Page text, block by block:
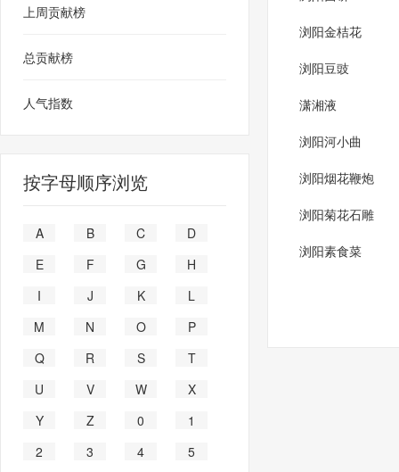
浏阳金桔花
浏阳豆豉
潇湘液
浏阳河小曲
浏阳烟花鞭炮
浏阳菊花石雕
浏阳素食菜
上周贡献榜
总贡献榜
人气指数
按字母顺序浏览
A B C
D
E
F G
H
I
J K
L
M
N O
P
Q
R S
T
U
V W
X
Y
Z 0
1
2
3 4
5